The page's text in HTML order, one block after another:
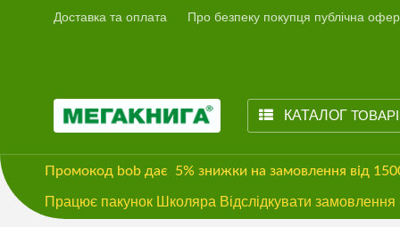
Доставка та оплата Про безпеку покупця публічна
КАТАЛОГ
Промокод bob дає 5% знижки на замовлення від
Працює пакунок Школяра Відслідкувати